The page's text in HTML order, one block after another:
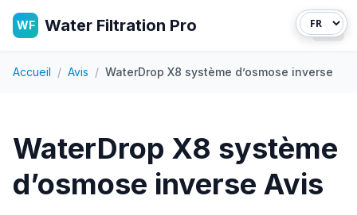
WF Water Filtration Pro
Accueil / Avis / WaterDrop X8 système d’osmose inverse
WaterDrop X8 système
d’osmose inverse Avis